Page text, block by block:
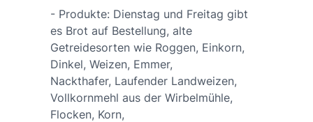
- Produkte: Dienstag und Freitag gibt
es Brot auf Bestellung, alte
Getreidesorten wie Roggen, Einkorn,
Dinkel, Weizen, Emmer,
Nackthafer, Laufender Landweizen,
Vollkornmehl aus der Wirbelmühle,
Flocken, Korn,